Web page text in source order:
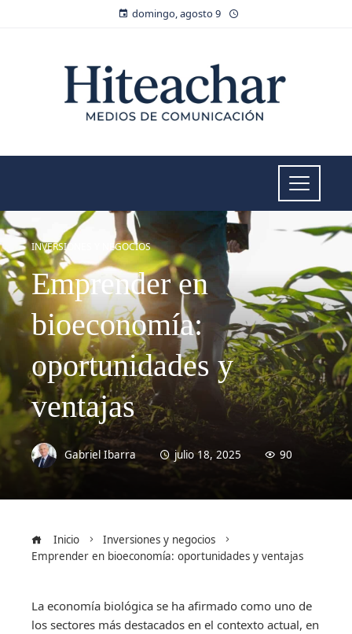
domingo, agosto 9
INVERSIONES Y NEGOCIOS
Emprender en
bioeconomía:
oportunidades y
ventajas
Gabriel Ibarra julio 18, 2025 90
Inicio
Inversiones y negocios
Emprender en bioeconomía: oportunidades y ventajas
La economía biológica se ha afirmado como uno de
los sectores más destacados en el contexto actual, en